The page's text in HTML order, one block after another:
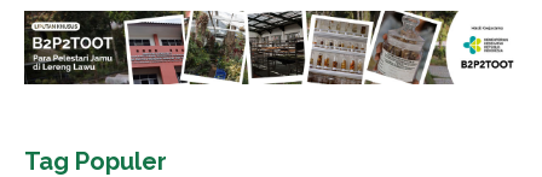
Tag Populer